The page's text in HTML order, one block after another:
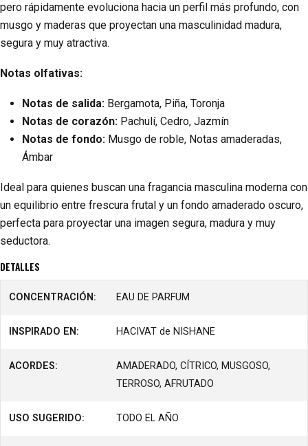
pero rápidamente evoluciona hacia un perfil más profundo, con
musgo y maderas que proyectan una masculinidad madura,
segura y muy atractiva.
Notas olfativas:
Notas de salida: Bergamota, Piña, Toronja
Notas de corazón: Pachulí, Cedro, Jazmín
Notas de fondo: Musgo de roble, Notas amaderadas,
Ámbar
Ideal para quienes buscan una fragancia masculina moderna con
un equilibrio entre frescura frutal y un fondo amaderado oscuro,
perfecta para proyectar una imagen segura, madura y muy
seductora.
DETALLES
CONCENTRACIÓN: EAU DE PARFUM
INSPIRADO EN: HACIVAT de NISHANE
ACORDES:
AMADERADO, CÍTRICO, MUSGOSO,
TERROSO, AFRUTADO
USO SUGERIDO: TODO EL AÑO